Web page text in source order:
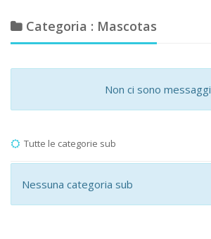
Categoria : Mascotas
Non ci sono messaggi
Tutte le categorie sub
Nessuna categoria sub